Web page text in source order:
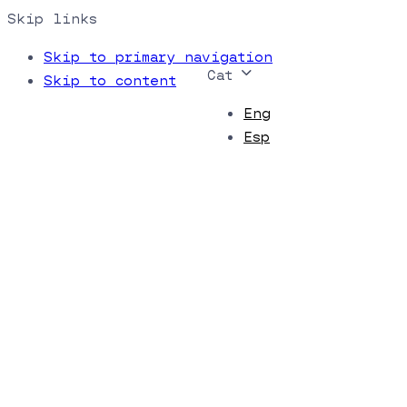
Skip links
Skip to primary navigation
Skip to content
Cat
Eng
Esp